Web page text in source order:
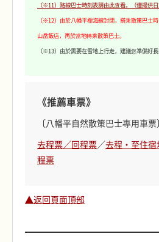
（※11）路線巴士時刻表請由此查看。（僅提供日
（※12）由於八幡平樹海線封閉，搭乘散策巴士
山岳飯店，再於當地轉乘散策巴士。
（※13）由於需要在雪地上行走，建議您準備好長
《推薦車票》
〔八幡平自然散策巴士專用車票〕
去程票／回程票／去程・至住
程票
▲返回頁面頂部